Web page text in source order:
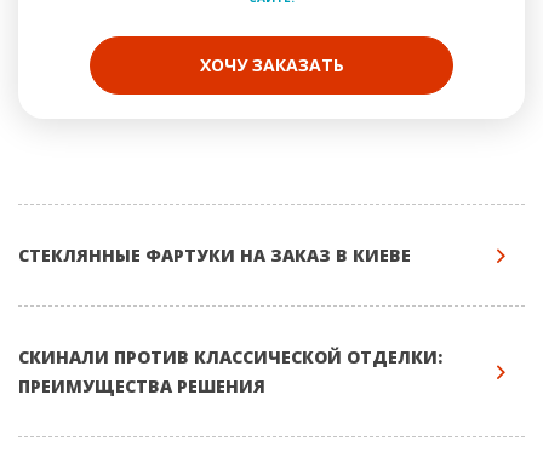
ХОЧУ ЗАКАЗАТЬ
СТЕКЛЯННЫЕ ФАРТУКИ НА ЗАКАЗ В КИЕВЕ
СКИНАЛИ ПРОТИВ КЛАССИЧЕСКОЙ ОТДЕЛКИ:
ПРЕИМУЩЕСТВА РЕШЕНИЯ